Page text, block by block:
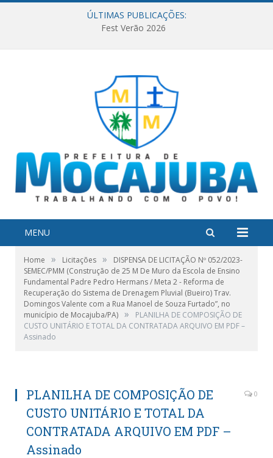
ÚLTIMAS PUBLICAÇÕES:
Fest Verão 2026
MENU
Home » Licitações »
DISPENSA DE LICITAÇÃO Nº 052/2023-
SEMEC/PMM (Construção de 25 M De Muro da Escola de Ensino
Fundamental Padre Pedro Hermans / Meta 2 - Reforma de
Recuperação do Sistema de Drenagem Pluvial (Bueiro) Trav.
Domingos Valente com a Rua Manoel de Souza Furtado”, no
município de Mocajuba/PA) »
PLANILHA DE COMPOSIÇÃO DE
CUSTO UNITÁRIO E TOTAL DA CONTRATADA ARQUIVO EM PDF –
Assinado
PLANILHA DE COMPOSIÇÃO DE
CUSTO UNITÁRIO E TOTAL DA
CONTRATADA ARQUIVO EM PDF –
Assinado
0